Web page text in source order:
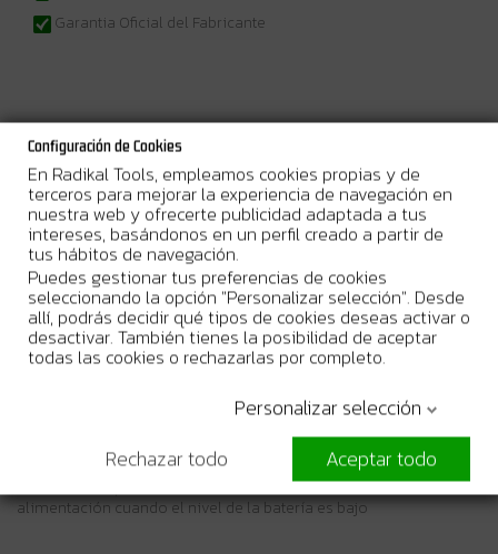
Garantia Oficial del Fabricante
Más Información
12Vmax • 1.500 min⁻¹ • 85 mmPequeña sierra circular para uso
ligero
Descripción
Sierra circular de mano. Una velocidad de 1.500 min-1, y un
diámetro de hoja de 85 mm que ofrece una profundidad de corte
máxima de 25,5 mm. La función de eliminación de polvo ayuda a
mantener visible la línea de corte. Diámetro de la hoja de 85 mm,
profundidad máxima de corte de 25,5 mm. Dos baterías de 2,0 Ah
y un cargador en un maletín.
El revestimiento de goma del mango garantiza un agarre firme
El sistema de protección de la batería corta automáticamente la
alimentación cuando el nivel de la batería es bajo
Configuración de Cookies
En Radikal Tools, empleamos cookies propias y de
terceros para mejorar la experiencia de navegación en
nuestra web y ofrecerte publicidad adaptada a tus
intereses, basándonos en un perfil creado a partir de
tus hábitos de navegación.
Puedes gestionar tus preferencias de cookies
seleccionando la opción "Personalizar selección". Desde
allí, podrás decidir qué tipos de cookies deseas activar o
desactivar. También tienes la posibilidad de aceptar
todas las cookies o rechazarlas por completo.
Personalizar selección
Rechazar todo
Aceptar todo